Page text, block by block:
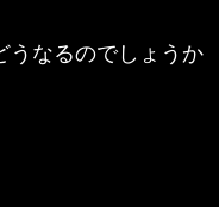
うなるのでしょうか